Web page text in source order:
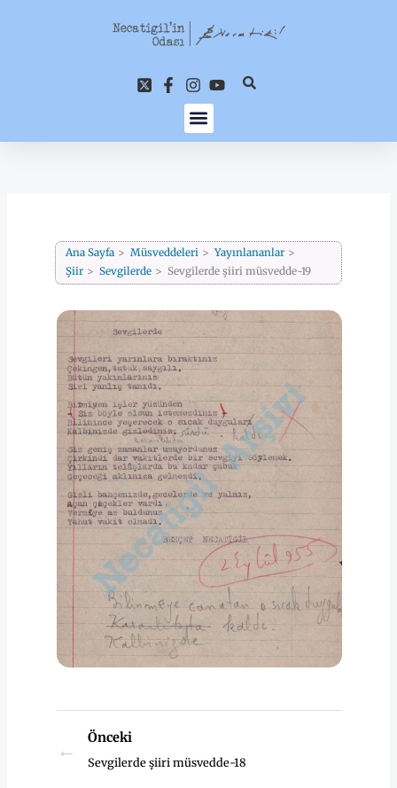
Ana Sayfa Müsveddeleri
Yayınlananlar
Şiir
Sevgilerde Sevgilerde şiiri müsvedde-19
← Önceki
Sevgilerde şiiri müsvedde-18